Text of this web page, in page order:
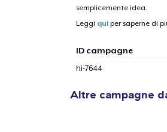
semplicemente idea.
Leggi quiper saperne di
ID campagne
hi-7644
Altre campagne